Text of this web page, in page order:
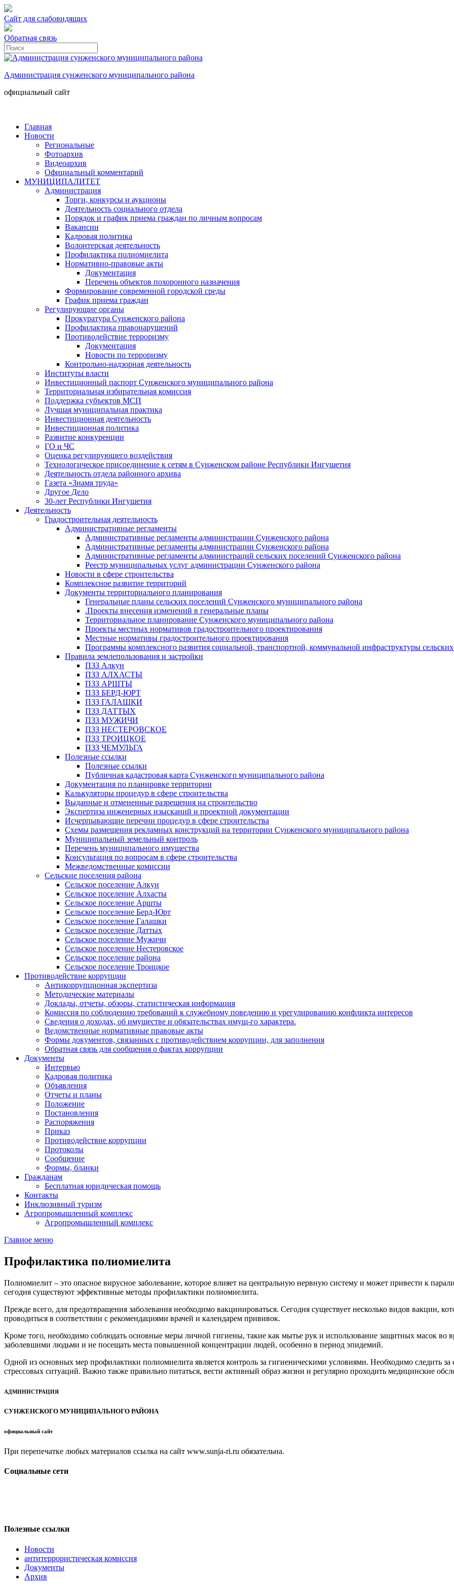
Сайт для слабовидящих
Обратная связь
Администрация сунженского муниципального района
официальный сайт
Главная
Новости
Региональные
Фотоархив
Видеоархив
Официальный комментарий
МУНИЦИПАЛИТЕТ
Администрация
Торги, конкурсы и аукционы
Деятельность социального отдела
Порядок и график приема граждан по личным вопросам
Вакансии
Кадровая политика
Волонтерская деятельность
Профилактика полиомиелита
Нормативно-правовые акты
Документация
Перечень объектов похоронного назначения
Формирование современной городской среды
График приема граждан
Регулирующие органы
Прокуратура Сунженского района
Профилактика правонарушений
Противодействие терроризму
Документация
Новости по терроризму
Контрольно-надзорная деятельность
Институты власти
Инвестиционный паспорт Сунженского муниципального района
Территориальная избирательная комиссия
Поддержка субъектов МСП
Лучшая муниципальная практика
Инвестиционная деятельность
Инвестиционная политика
Развитие конкуренции
ГО и ЧС
Оценка регулирующего воздействия
Технологическое присоединение к сетям в Сунженском районе Республики Ингушетия
Деятельность отдела районного архива
Газета «Знамя труда»
Другое Дело
30-лет Республики Ингушетия
Деятельность
Градостроительная деятельность
Административные регламенты
Административные регламенты администрации Сунженского района
Административные регламенты администрации Сунженского района
Административные регламенты администраций сельских поселений Сунженского района
Реестр муниципальных услуг администрации Сунженского района
Новости в сфере строительства
Комплексное развитие территорий
Документы территориального планирования
Генеральные планы сельских поселений Сунженского муниципального района
.Проекты внесения изменений в генеральные планы
Территориальное планирование Сунженского муниципального района
Проекты местных нормативов градостроительного проектирования
Местные нормативы градостроительного проектирования
Программы комплексного развития социальной, транспортной, коммунальной инфраструктуры
Правила землепользования и застройки
ПЗЗ Алкун
ПЗЗ АЛХАСТЫ
ПЗЗ АРШТЫ
ПЗЗ БЕРД-ЮРТ
ПЗЗ ГАЛАШКИ
ПЗЗ ДАТТЫХ
ПЗЗ МУЖИЧИ
ПЗЗ НЕСТЕРОВСКОЕ
ПЗЗ ТРОИЦКОЕ
ПЗЗ ЧЕМУЛЬГА
Полезные ссылки
Полезные ссылки
Публичная кадастровая карта Сунженского муниципального района
Документация по планировке территории
Калькуляторы процедур в сфере строительства
Выданные и отмененные разрешения на строительство
Экспертиза инженерных изысканий и проектной документации
Исчерпывающие перечни процедур в сфере строительства
Схемы размещения рекламных конструкций на территории Сунженского муниципального района
Муниципальный земельный контроль
Перечень муниципального имущества
Консультация по вопросам в сфере строительства
Межведомственные комиссии
Сельские поселения района
Сельское поселение Алкун
Сельское поселение Алхасты
Сельское поселение Аршты
Сельское поселение Берд-Юрт
Сельское поселение Галашки
Сельское поселение Даттых
Сельское поселение Мужичи
Сельское поселение Нестеровское
Сельское поселение района
Сельское поселение Троицкое
Противодействие коррупции
Антикоррупционная экспертиза
Методические материалы
Доклады, отчеты, обзоры, статистическая информация
Комиссия по соблюдению требований к служебному поведению и урегулированию конфликта интересов
Сведения о доходах, об имуществе и обязательствах имущ-го характера.
Ведомственные нормативные правовые акты
Формы документов, связанных с противодействием коррупции, для заполнения
Обратная связь для сообщения о фактах коррупции
Документы
Интервью
Кадровая политика
Объявления
Отчеты и планы
Положение
Постановления
Распоряжения
Приказ
Противодействие коррупции
Протоколы
Сообщение
Формы, бланки
Гражданам
Бесплатная юридическая помощь
Контакты
Инклюзивный туризм
Агропромышленный комплекс
Агропромышленный комплекс
Главное меню
Профилактика полиомиелита
Полиомиелит – это опасное вирусное заболевание, которое влияет на центральную нервную систему и может привести к
сегодня существуют эффективные методы профилактики полиомиелита.
Прежде всего, для предотвращения заболевания необходимо вакцинироваться. Сегодня существует несколько видов вакцин,
проводиться в соответствии с рекомендациями врачей и календарем прививок.
Кроме того, необходимо соблюдать основные меры личной гигиены, такие как мытье рук и использование защитных масок во
заболевшими людьми и не посещать места повышенной концентрации людей, особенно в период эпидемий.
Одной из основных мер профилактики полиомиелита является контроль за гигиеническими условиями. Необходимо следить за
стрессовых ситуаций. Важно также правильно питаться, вести активный образ жизни и регулярно проходить медицинские
АДМИНИСТРАЦИЯ
СУНЖЕНСКОГО МУНИЦИПАЛЬНОГО РАЙОНА
официальный сайт
При перепечатке любых материалов ссылка на сайт www.sunja-ri.ru обязательна.
Социальные сети
Полезные ссылки
Новости
антитеррористическая комиссия
Документы
Архив